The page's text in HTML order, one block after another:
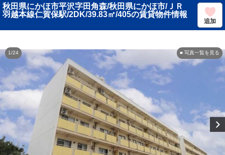
秋田県にかほ市平沢字田角森/秋田県にかほ市/ＪＲ
羽越本線仁賀保駅/2DK/39.83㎡/405の賃貸物件情報
追加
■ 写真一覧を見る
1/24